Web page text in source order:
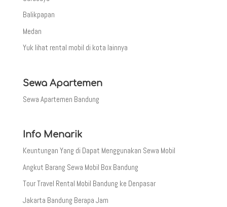
Balikpapan
Medan
Yuk lihat rental mobil di kota lainnya
Sewa Apartemen
Sewa Apartemen Bandung
Info Menarik
Keuntungan Yang di Dapat Menggunakan Sewa Mobil
Angkut Barang Sewa Mobil Box Bandung
Tour Travel Rental Mobil Bandung ke Denpasar
Jakarta Bandung Berapa Jam